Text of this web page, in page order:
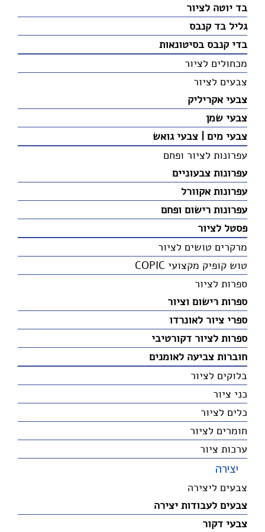
בד יוטה לציור
גליל בד קנבס
בדי קנבס בסיטונאות
מכחולים לציור
צבעים לציור
צבעי אקריליק
צבעי שמן
צבעי מים | צבעי גואש
עפרונות לציור ופחם
עפרונות צבעוניים
עפרונות אקוורל
עפרונות רישום ופחם
פסטל לציור
מרקרים טושים לציור
טוש קופיק מקצועי COPIC
ספרות לציור
ספרות רישום וציור
ספרי ציור לאונרדו
ספרות לציור דקורטיבי
חוברות צביעה לאומנים
בלוקים לציור
כני ציור
כלים לציור
חומרים לציור
ערכות ציור
יצירה
צבעים ליצירה
צבעים לעבודות יצירה
צבעי דקור